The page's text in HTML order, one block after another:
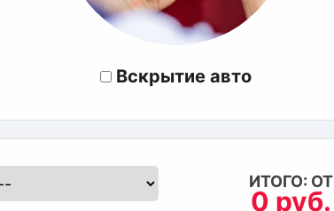
Вскрытие авто
ИТОГО: ОТ
0 руб.